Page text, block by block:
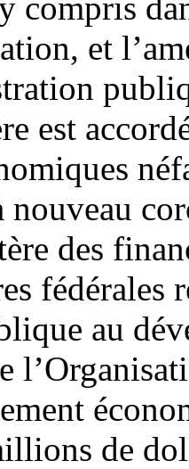
et
est
nouveau
des
fédérales
au
de